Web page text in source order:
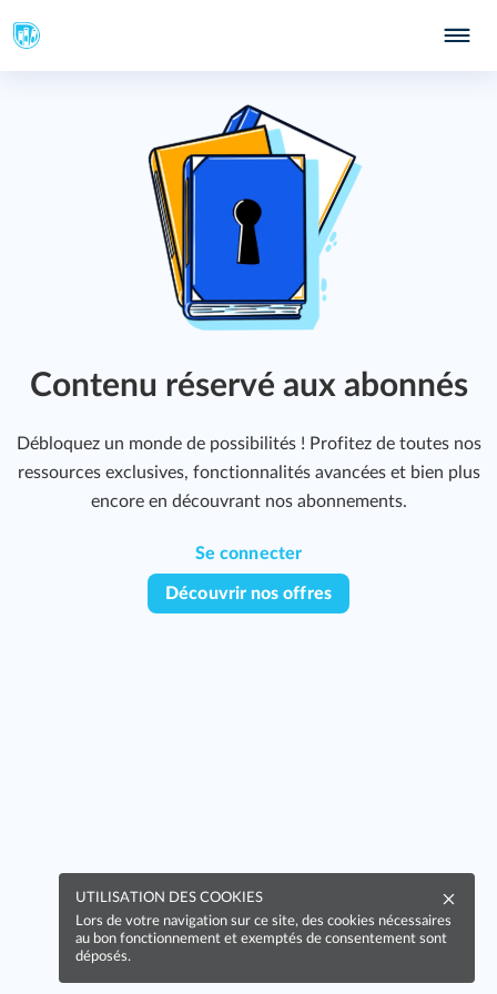
Contenu réservé aux abonnés
Débloquez un monde de possibilités ! Profitez de toutes nos
ressources exclusives, fonctionnalités avancées et bien plus
encore en découvrant nos abonnements.
Se connecter
Découvrir nos offres
UTILISATION DES COOKIES
Lors de votre navigation sur ce site, des cookies nécessaires
au bon fonctionnement et exemptés de consentement sont
déposés.